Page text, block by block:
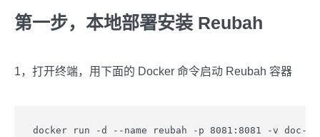
第一步，本地部署安装 Reubah
1，打开终端，用下面的 Docker 命令启动 Reubah 容器
docker run -d --name reubah -p 8081:8081 -v doc-